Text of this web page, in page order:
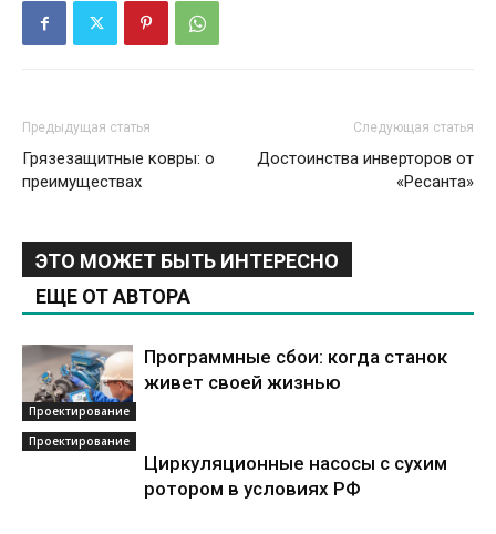
Предыдущая статья
Грязезащитные ковры: о
преимуществах
Следующая статья
Достоинства инверторов от
«Ресанта»
ЭТО МОЖЕТ БЫТЬ ИНТЕРЕСНО
ЕЩЕ ОТ АВТОРА
Проектирование
Программные сбои: когда станок
живет своей жизнью
Проектирование
Циркуляционные насосы с сухим
ротором в условиях РФ